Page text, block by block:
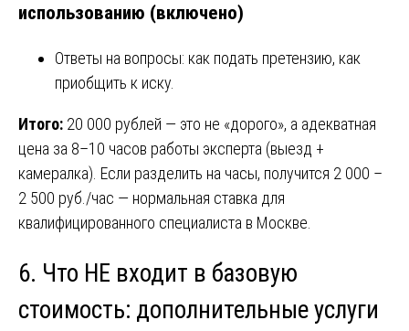
использованию (включено)
Ответы на вопросы: как подать претензию, как
приобщить к иску.
Итого: 20 000 рублей — это не «дорого», а адекватная
цена за 8–10 часов работы эксперта (выезд +
камералка). Если разделить на часы, получится 2 000 –
2 500 руб./час — нормальная ставка для
квалифицированного специалиста в Москве.
6. Что НЕ входит в базовую
стоимость: дополнительные услуги